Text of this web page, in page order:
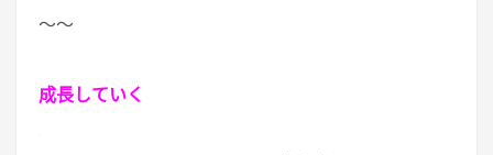
～～
成長していく